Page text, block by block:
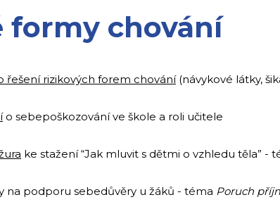
formy chování
řešení rizikových forem chování(návykové látky,
o sebepoškozování ve škole a roli učitele
ke stažení “Jak mluvit s dětmi o vzhledu těla” -
na podporu sebedůvěry u žáků - téma Poruch